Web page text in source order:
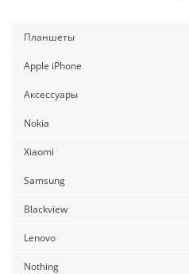
Планшеты
Apple iPhone
Аксессуары
Nokia
Xiaomi
Samsung
Blackview
Lenovo
Nothing